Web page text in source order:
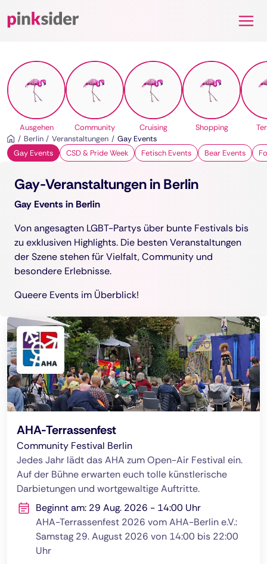
Pinksider
Ausgehen Community Cruising Shopping
Berlin
Veranstaltungen
Gay Events
Gay Events
CSD & Pride Week Fetisch Events Bear Events
Gay-Veranstaltungen in Berlin
Gay Events in Berlin
Von angesagten LGBT-Partys über bunte Festivals bis
zu exklusiven Highlights. Die besten Veranstaltungen
der Szene stehen für Vielfalt, Community und
besondere Erlebnisse.
Queere Events im Überblick!
AHA-Terrassenfest
Community Festival Berlin
Jedes Jahr lädt das AHA zum Open-Air Festival ein.
Auf der Bühne erwarten euch tolle künstlerische
Darbietungen und wortgewaltige Auftritte.
Beginnt am: 29 Aug. 2026 - 14:00 Uhr
AHA-Terrassenfest 2026 vom AHA-Berlin e.V.:
Samstag 29. August 2026 von 14:00 bis 22:00
Uhr